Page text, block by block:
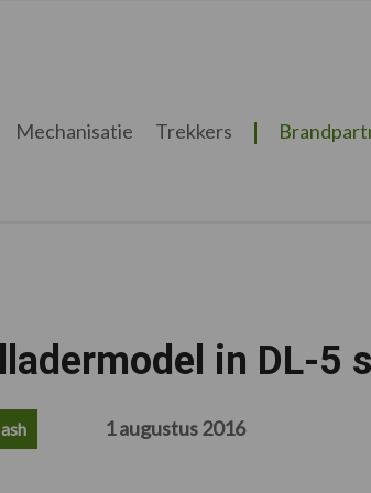
Mechanisatie Trekkers
in DL-5
1 augustus 2016